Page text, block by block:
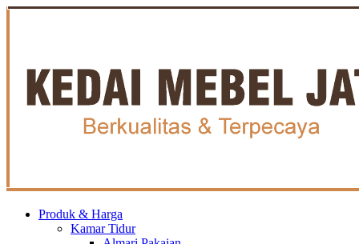
Produk & Harga
Kamar Tidur